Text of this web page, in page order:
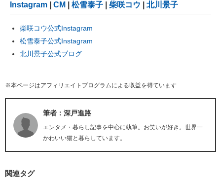
Instagram CM 松雪泰子 柴咲コウ 北川景子
柴咲コウ公式Instagram
松雪泰子公式Instagram
北川景子公式ブログ
※本ページはアフィリエイトプログラムによる収益を得ています
筆者：深戸進路
エンタメ・暮らし記事を中心に執筆。お笑いが好き。世界一
かわいい猫と暮らしています。
関連タグ